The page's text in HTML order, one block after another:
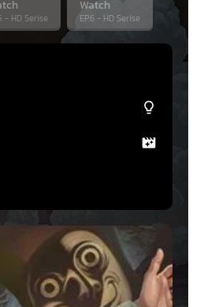
- HD Serise
Watch
EP.6 - HD Serise